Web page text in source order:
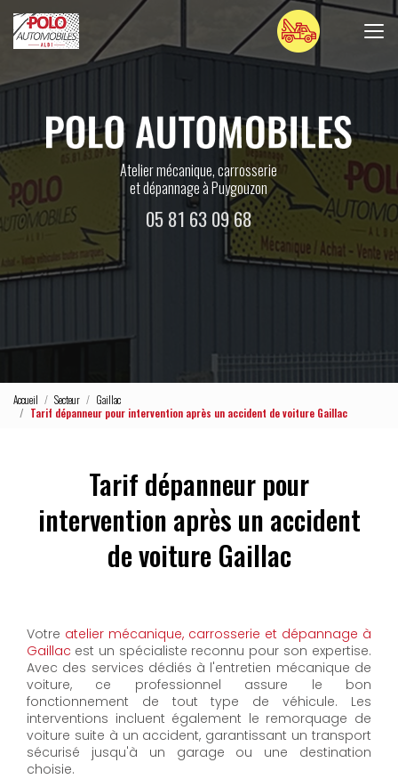
au
contenu
Atelier mécanique, carrosserie
et dépannage à Puygouzon
05 81 63 09 68
Accueil Secteur
Gaillac
Tarif dépanneur pour intervention après un accident de voiture Gaillac
Tarif dépanneur pour
intervention après un accident
de voiture Gaillac
Votre atelier mécanique, carrosserie et dépannage à
Gaillac est un spécialiste reconnu pour son expertise.
Avec des services dédiés à l'entretien mécanique de
voiture, ce professionnel assure le bon
fonctionnement de tout type de véhicule. Les
interventions incluent également le remorquage de
voiture suite à un accident, garantissant un transport
sécurisé jusqu'à un garage ou une destination
choisie.